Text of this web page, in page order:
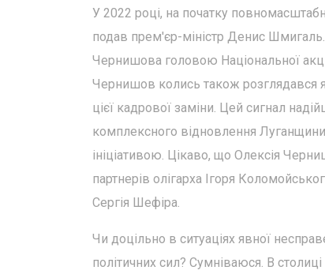
У 2022 році, на початку
подав прем'єр-міністр Денис Шмигаль.
Чернишова головою Національної
Чернишов колись також розглядався
цієї кадрової заміни. Цей сигнал
комплексного відновлення
ініціативою. Цікаво, що Олексія
партнерів олігарха Ігоря
Сергія Шефіра.
Чи доцільно в ситуаціях явної
політичних сил? Сумніваюся. В